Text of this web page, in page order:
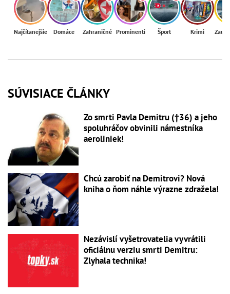
Najčítanejšie Domáce Zahraničné Prominenti Šport Krimi
SÚVISIACE ČLÁNKY
Zo smrti Pavla Demitru (†36) a jeho
spoluhráčov obvinili námestníka
aeroliniek!
Chcú zarobiť na Demitrovi? Nová
kniha o ňom náhle výrazne zdražela!
Nezávislí vyšetrovatelia vyvrátili
oficiálnu verziu smrti Demitru:
Zlyhala technika!